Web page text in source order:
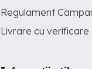
Regulament
Livrare cu verificare